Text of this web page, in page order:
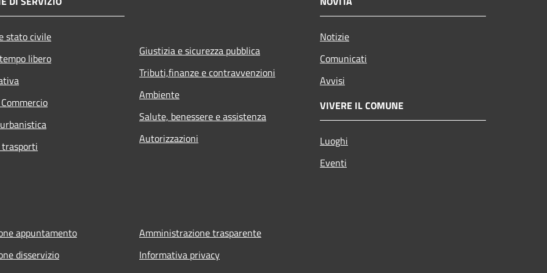
stato civile
libero
Giustizia e sicurezza pubblica
Tributi,finanze e contravvenzioni
Ambiente
Salute, benessere e assistenza
Autorizzazioni
Notizie
Comunicati
Avvisi
VIVERE IL COMUNE
Luoghi
Eventi
appuntamento
disservizio
Amministrazione trasparente
Informativa privacy